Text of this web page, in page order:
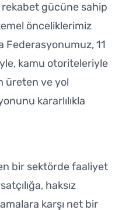
gücüne sahip
önceliklerimiz
Federasyonumuz, 11
kamu otoriteleriyle
üreten ve yol
kararlılıkla
bir sektörde faaliyet
haksız
karşı net bir